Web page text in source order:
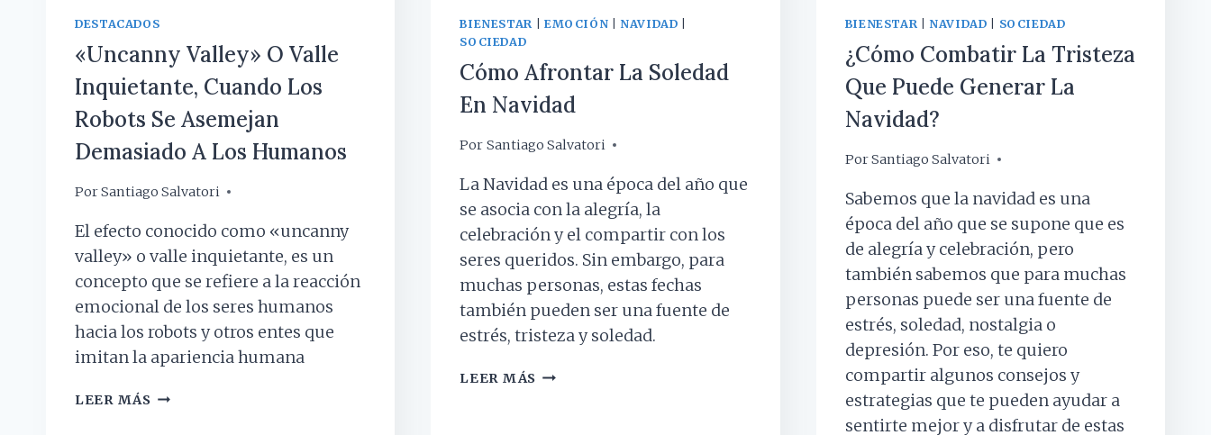
DESTACADOS
«Uncanny Valley» O Valle
Inquietante, Cuando Los
Robots Se Asemejan
Demasiado A Los Humanos
PorSantiago Salvatori
3 julio, 2024
El efecto conocido como «uncanny
valley» o valle inquietante, es un
concepto que se refiere a la reacción
emocional de los seres humanos
hacia los robots y otros entes que
imitan la apariencia humana
LEER MÁS «UNCANNY
BIENESTAR EMOCIÓN NAVIDAD
SOCIEDAD
Cómo Afrontar La Soledad
En Navidad
Por Santiago Salvatori
22 diciembre, 2023
La Navidad es una época del año que
se asocia con la alegría, la
celebración y el compartir con los
seres queridos. Sin embargo, para
muchas personas, estas fechas
también pueden ser una fuente de
estrés, tristeza y soledad.
LEER MÁS CÓMO
BIENESTAR NAVIDAD SOCIEDAD
¿Cómo Combatir La Tristeza
Que Puede Generar La
Navidad?
PorSantiago Salvatori
13 diciembre, 2023
Sabemos que la navidad es una
época del año que se supone que es
de alegría y celebración, pero
también sabemos que para muchas
personas puede ser una fuente de
estrés, soledad, nostalgia o
depresión. Por eso, te quiero
compartir algunos consejos y
estrategias que te pueden ayudar a
sentirte mejor y a disfrutar de estas